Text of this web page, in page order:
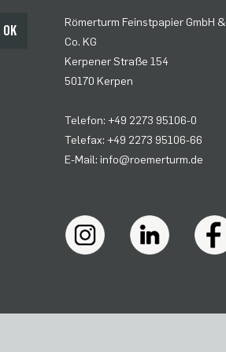
OK
Römerturm Feinstpapier GmbH &
Co. KG
Kerpener Straße 154
50170 Kerpen
Telefon: +49 2273 95106-0
Telefax: +49 2273 95106-66
E-Mail: info@roemerturm.de